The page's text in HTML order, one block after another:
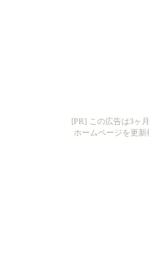
[PR] この広告は3ヶ
ホームページを更